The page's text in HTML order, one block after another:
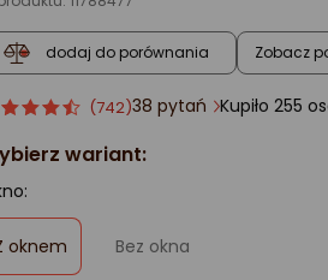
dodaj do porównania Zobacz
ocena
4.5/5
(742)38 pytań
wariant:
oknem Bez okna